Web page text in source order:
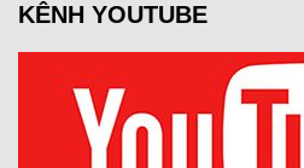
KÊNH YOUTUBE